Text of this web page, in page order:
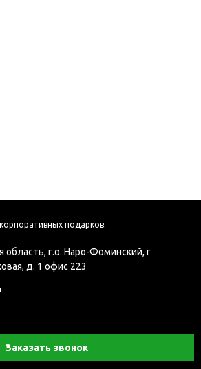
подарков.
область, г.о. Наро-Фоминский, г
д. 1 офис 223
Заказать звонок